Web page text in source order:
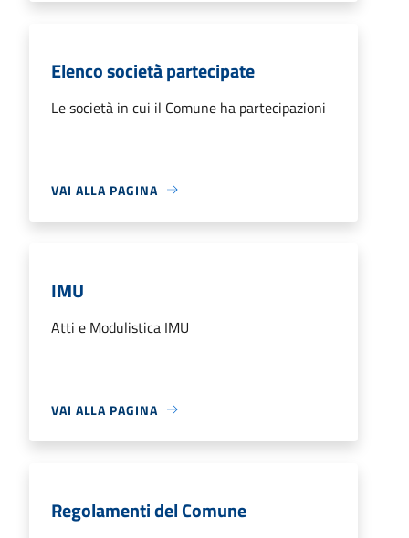
Elenco società partecipate
Le società in cui il Comune ha partecipazioni
VAI ALLA PAGINA
IMU
Atti e Modulistica IMU
VAI ALLA PAGINA
Regolamenti del Comune